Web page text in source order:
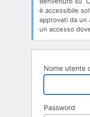
è accessibile
approvati da un
un accesso
Nome utente
Password